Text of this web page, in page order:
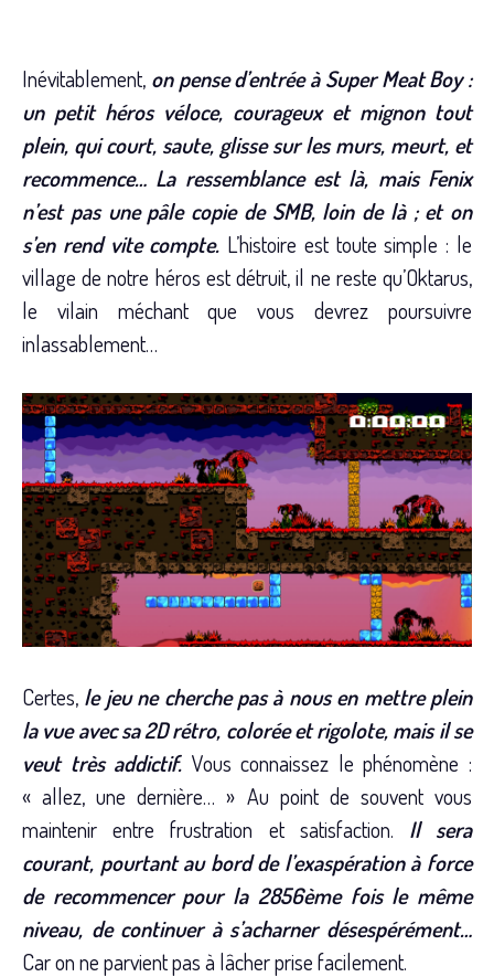
Inévitablement, on pense d’entrée à Super Meat Boy :
un petit héros véloce, courageux et mignon tout
plein, qui court, saute, glisse sur les murs, meurt, et
recommence… La ressemblance est là, mais Fenix
n’est pas une pâle copie de SMB, loin de là ; et on
s’en rend vite compte. L’histoire est toute simple : le
village de notre héros est détruit, il ne reste qu’Oktarus,
le vilain méchant que vous devrez poursuivre
inlassablement…
Certes, le jeu ne cherche pas à nous en mettre plein
la vue avec sa 2D rétro, colorée et rigolote, mais il se
veut très addictif. Vous connaissez le phénomène :
« allez, une dernière… » Au point de souvent vous
maintenir entre frustration et satisfaction. Il sera
courant, pourtant au bord de l’exaspération à force
de recommencer pour la 2856ème fois le même
niveau, de continuer à s’acharner désespérément…
Car on ne parvient pas à lâcher prise facilement.